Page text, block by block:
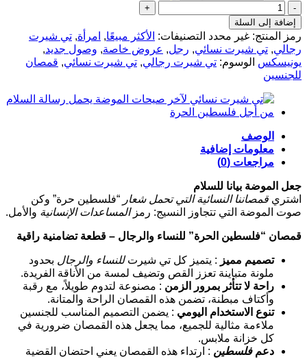
كمية
تيشيرت
رينجر
للجنسين
للنساء
والرجال
-
فلسطين
الحرة
إضافة إلى السلة
رمز المنتج: غير محدد التصنيفات: الأكثر مبيعًا, امرأة, تي شيرت
رجالي, تي شيرت نسائي, رجل, عروض خاصة, وصول جديد,
يونيسكس الوسوم: تي شيرت رجالي, تي شيرت نسائي, قمصان
للجنسين
الوصف
معلومات إضافية
مراجعات (0)
جعل الموضة بيانا للسلام
اشتري قمصاننا النسائية التي تحمل شعار “فلسطين حرة” وكن
صوت الموضة التي تتجاوز النسيج: رمزالمساعدات الإنسانية والأمل.
قمصان “فلسطين الحرة” للنساء والرجال – قطعة تضامنية راقية
تصميم مميز : يتميز كل تي شيرتللنساء والرجال بحدود
ملونة متباينة تعزز القص وتضيف لمسة من الأناقة الفريدة.
راحة لا تتأثر بمرور الزمن : مصنوعة لتدوم طويلاً، مع رقبة
وأكتاف مبطنة، تضمن هذه القمصان الراحة والمتانة.
تنوع الاستخدام اليومي : يضمن التصميم المناسب للجنسين
ملاءمة مثالية للجميع، مما يجعل هذه القمصان ضرورية في
كل خزانة ملابس.
دعمفلسطين : ارتداء هذه القمصان يعني احتضان القضية